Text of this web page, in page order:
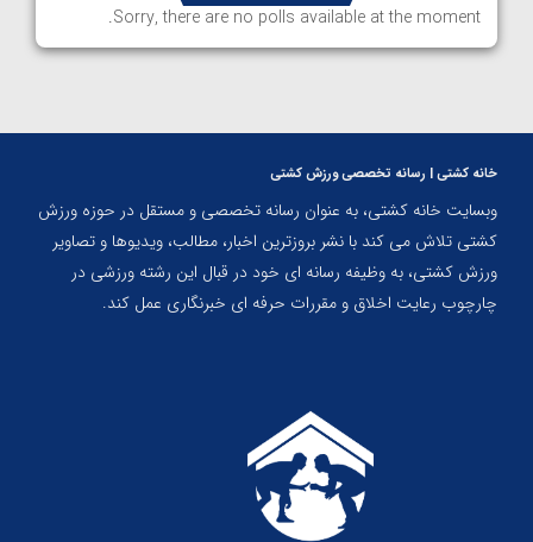
Sorry, there are no polls available at the moment.
خانه کشتی | رسانه تخصصی ورزش کشتی
وبسایت خانه کشتی، به عنوان رسانه تخصصی و مستقل در حوزه ورزش
کشتی تلاش می کند با نشر بروزترین اخبار، مطالب، ویدیوها و تصاویر
ورزش کشتی، به وظیفه رسانه ای خود در قبال این رشته ورزشی در
چارچوب رعایت اخلاق و مقررات حرفه ای خبرنگاری عمل کند.